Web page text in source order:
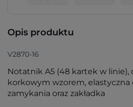
Opis produktu
V2870-16
Notatnik A5 (48 kartek w linie),
korkowym wzorem, elastyczna
zamykania oraz zakładka